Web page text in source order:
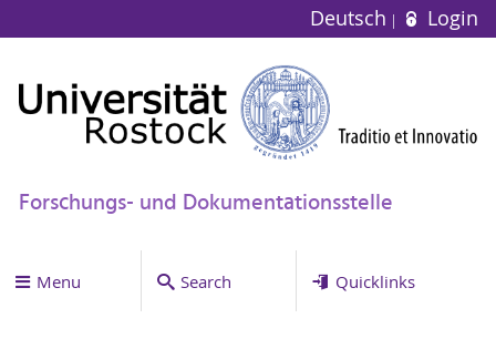
Deutsch Login
Forschungs- und Dokumentationsstelle
Menu Search Quicklinks